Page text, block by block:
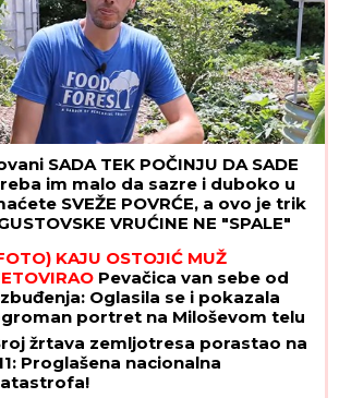
SADA TEK POČINJU DA SADE
im malo da sazre i duboko u
SVEŽE POVRĆE, a ovo je trik
VRUĆINE NE "SPALE"
KAJU OSTOJIĆ MUŽ
Pevačica van sebe od
Oglasila se i pokazala
portret na Miloševom telu
žrtava zemljotresa porastao na
Proglašena nacionalna